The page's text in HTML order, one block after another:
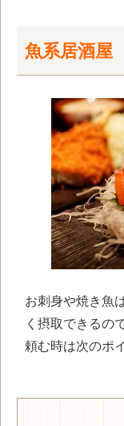
魚系居酒屋
お刺身や焼き魚
く摂取できるの
頼む時は次のポ